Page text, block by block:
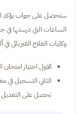
ستحصل على جواب يؤكد
الساعات التي درستها في
وكليات العلاج الفيزيائي
الاول اجتياز امتحان
الثاني التسجيل
تحصل على التعديل